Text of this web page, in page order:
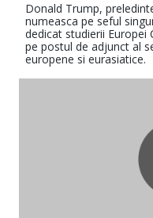
Donald Trump,
numeasca pe seful
dedicat studierii Europei
pe postul de adjunct al
europene si eurasiatice.